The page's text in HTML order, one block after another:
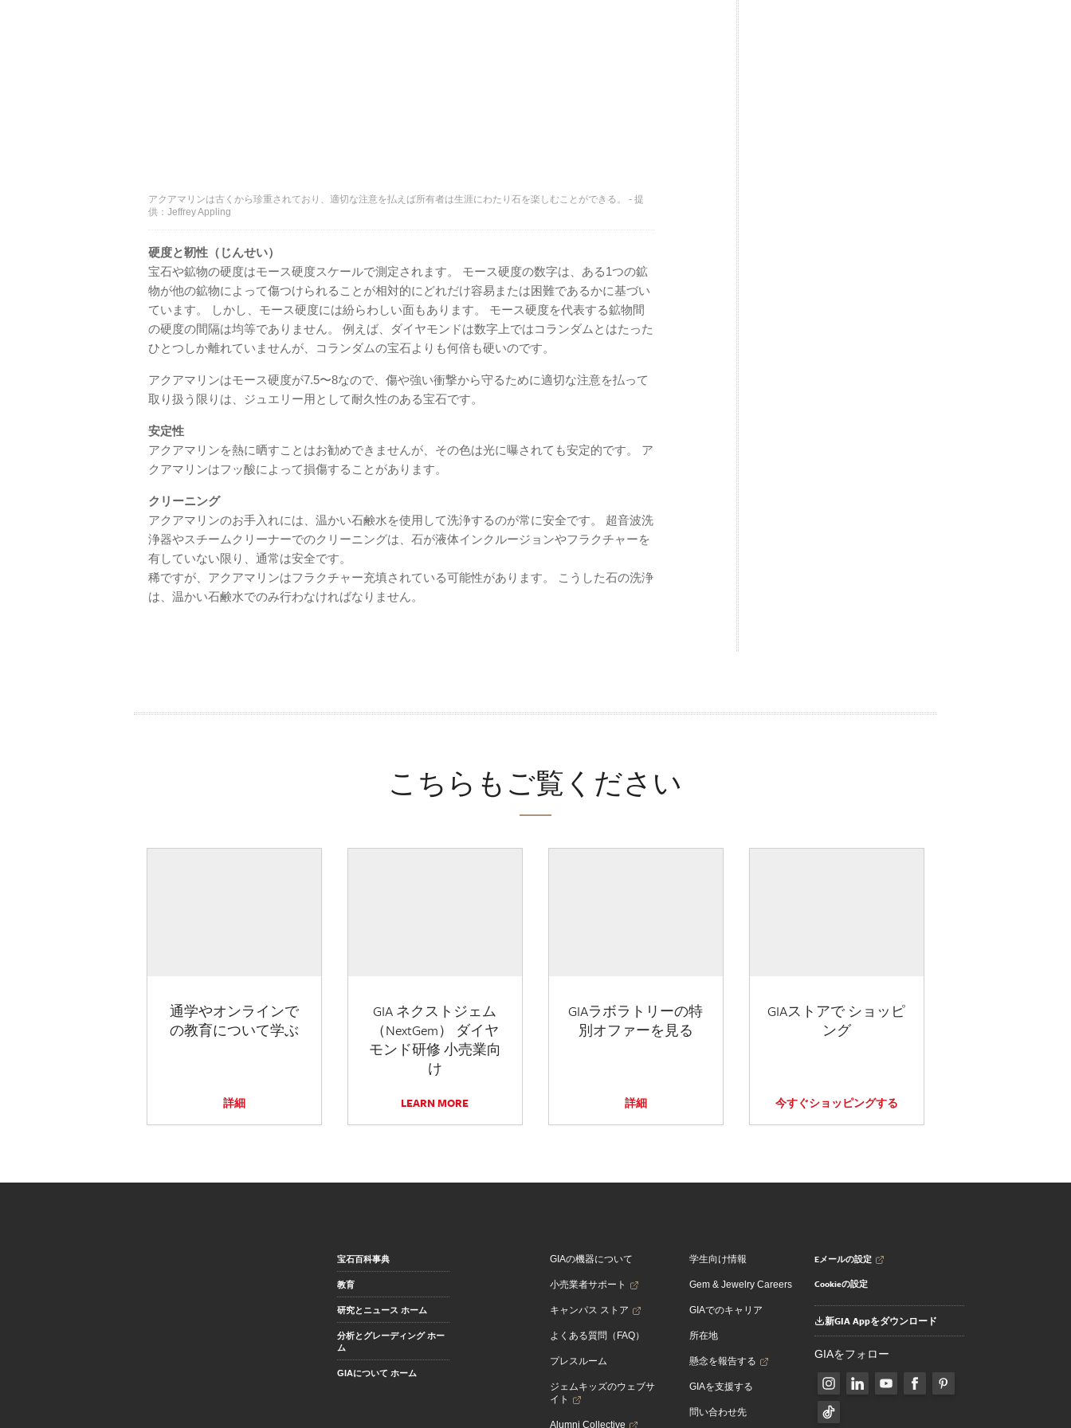
アクアマリンは古くから珍重されており、適切な注意を払えば所有者は生涯にわたり石を楽しむことができる。 - 提
供：Jeffrey Appling
硬度と靭性（じんせい）
宝石や鉱物の硬度はモース硬度スケールで測定されます。 モース硬度の数字は、ある1つの鉱
物が他の鉱物によって傷つけられることが相対的にどれだけ容易または困難であるかに基づい
ています。 しかし、モース硬度には紛らわしい面もあります。 モース硬度を代表する鉱物間
の硬度の間隔は均等でありません。 例えば、ダイヤモンドは数字上ではコランダムとはたった
ひとつしか離れていませんが、コランダムの宝石よりも何倍も硬いのです。
アクアマリンはモース硬度が7.5〜8なので、傷や強い衝撃から守るために適切な注意を払って
取り扱う限りは、ジュエリー用として耐久性のある宝石です。
安定性
アクアマリンを熱に晒すことはお勧めできませんが、その色は光に曝されても安定的です。 ア
クアマリンはフッ酸によって損傷することがあります。
クリーニング
アクアマリンのお手入れには、温かい石鹸水を使用して洗浄するのが常に安全です。 超音波洗
浄器やスチームクリーナーでのクリーニングは、石が液体インクルージョンやフラクチャーを
有していない限り、通常は安全です。
稀ですが、アクアマリンはフラクチャー充填されている可能性があります。 こうした石の洗浄
は、温かい石鹸水でのみ行わなければなりません。
こちらもご覧ください
通学やオンラインで
の教育について学ぶ
詳細
GIA ネクストジェム
（NextGem） ダイヤ
モンド研修 小売業向
け
LEARN MORE
GIAラボラトリーの特
別オファーを見る
詳細
GIAストアで ショッピ
ング
今すぐショッピングする
宝石百科事典
教育
研究とニュース ホーム
分析とグレーディング ホー
ム
GIAについて ホーム
GIAの機器について
小売業者サポート
キャンパス ストア
よくある質問（FAQ）
プレスルーム
ジェムキッズのウェブサ
イト
Alumni Collective
学生向け情報
Gem & Jewelry Careers
GIAでのキャリア
所在地
懸念を報告する
GIAを支援する
問い合わせ先
Eメールの設定
Cookieの設定
新GIA Appをダウンロード
GIAをフォロー